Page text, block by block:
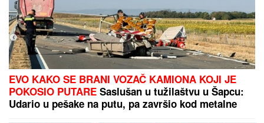
EVO KAKO SE BRANI VOZAČ KAMIONA KOJI JE
POKOSIO PUTARE Saslušan u tužilaštvu u Šapcu:
Udario u pešake na putu, pa završio kod metalne